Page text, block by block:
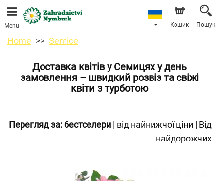
Ми приймаємо замовлення через наш інтернет-
магазин. Найближча можлива дата доставки —
11.08.2026 у зв’язку з відпусткою.
Menu Кошик Пошук
Home Semice
Доставка квітів у Семицях у день
замовлення – швидкий розвіз та свіжі
квіти з турботою
Перегляд за:бестселери | від найнижчої ціни | Від
найдорожчих